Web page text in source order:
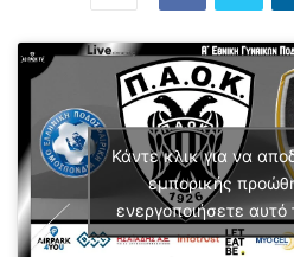
Κάντε κλικ για να
εμπορικής
ενεργοποιήσετε αυτό